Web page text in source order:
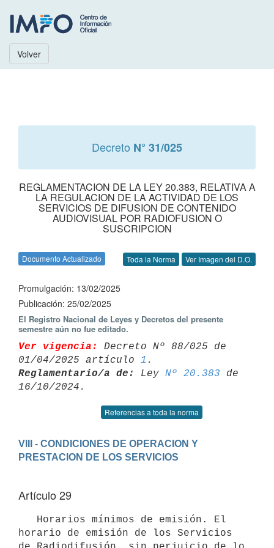
Volver
Decreto N° 31/025
REGLAMENTACION DE LA LEY 20.383, RELATIVA A
LA REGULACION DE LA ACTIVIDAD DE LOS
SERVICIOS DE DIFUSION DE CONTENIDO
AUDIOVISUAL POR RADIOFUSION O
SUSCRIPCION
Documento Actualizado Toda la Norma Ver Imagen del D.O.
Promulgación: 13/02/2025
Publicación: 25/02/2025
El Registro Nacional de Leyes y Decretos del presente
semestre aún no fue editado.
Ver vigencia:
Decreto Nº 88/025 de
01/04/2025 artículo 1
Reglamentario/a de:
Ley Nº 20.383 de
Referencias a toda la norma
VIII - CONDICIONES DE OPERACION Y
Artículo 29
horario de emisión de los Servicios